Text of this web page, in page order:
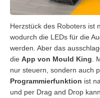
Herzstück des Roboters ist
wodurch die LEDs für die
werden. Aber das
die App von Mould King.
nur steuern, sondern auch
Programmierfunktion ist
und per Drag and Drop